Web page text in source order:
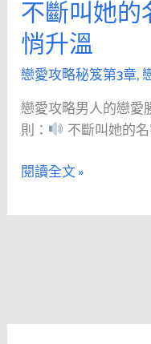
不斷叫她
悄升溫
戀愛攻略秘笈第3章,
戀愛攻略男人的戀愛
則：
不斷叫她的
略
男
人
的
戀
愛
勝
經
《第
閱讀全文 »